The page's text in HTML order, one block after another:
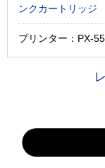
ンクカートリッジ
プリンター：PX-